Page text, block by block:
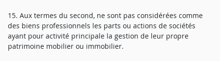
15. Aux termes du second, ne sont pas considérées comme
des biens professionnels les parts ou actions de sociétés
ayant pour activité principale la gestion de leur propre
patrimoine mobilier ou immobilier.